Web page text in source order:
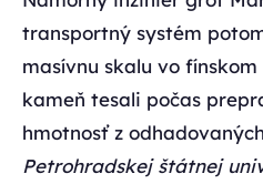
transportný systém
masívnu skalu vo
kameň tesali počas
hmotnosť z
Petrohradskej štátnej